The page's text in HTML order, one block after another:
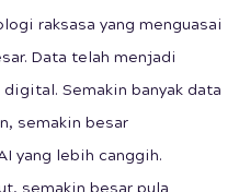
raksasa yang menguasai
Data telah menjadi
Semakin banyak data
semakin besar
yang lebih canggih.